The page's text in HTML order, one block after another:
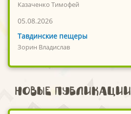
Казаченко Тимофей
05.08.2026
Тавдинские пещеры
Зорин Владислав
Новые публикации